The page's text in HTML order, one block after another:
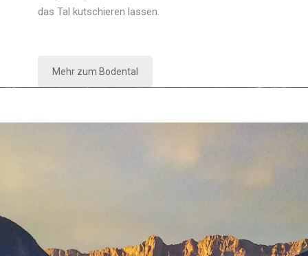
das Tal kutschieren lassen.
Mehr zum Bodental